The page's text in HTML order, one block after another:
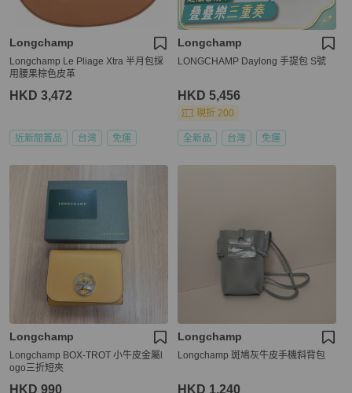
Longchamp
Longchamp Le Pliage Xtra 半月包採
用腰果棕色皮革
HKD 3,472
近新閒置品 台灣 免運
Longchamp
LONGCHAMP Daylong 手提包 S號
HKD 5,456
現折 200
全新品 台灣 免運
Longchamp
Longchamp BOX-TROT 小牛皮金屬l
ogo三折短夾
HKD 990
Longchamp
Longchamp 斑鳩灰牛皮手機斜背包
HKD 1,240